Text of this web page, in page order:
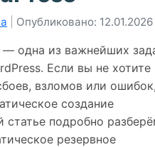
Опубликовано: 12.01.2026
— одна из важнейших
Если вы не хотите
взломов или
создание
статье подробно
резервное